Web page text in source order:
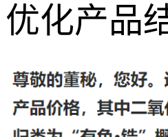
优化产品